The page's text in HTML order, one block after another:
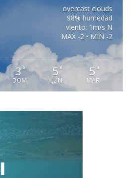
overcast clouds
98% humedad
viento: 1m/s N
MAX -2 • MIN -2
3°
DOM
5 °
LUN
5 °
MAR